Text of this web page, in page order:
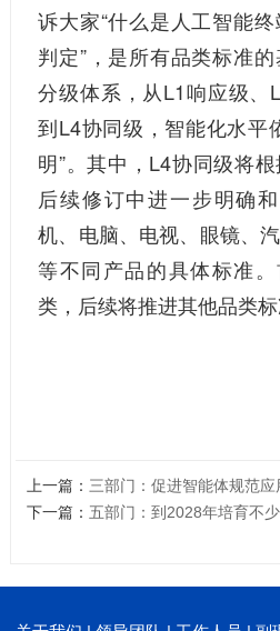
诉大家“什么是人工智能
判定”，是所有品类标准
分级体系，从L1响应级、
到L4协同级，智能化水平
明”。其中，L4协同级将
后续修订中进一步明确
机、电脑、电视、眼镜、
等不同产品的具体标准
类，后续将推进其他品类标
上一篇： 三部门：促进智能体规范应
下一篇： 五部门：到2028年培育不